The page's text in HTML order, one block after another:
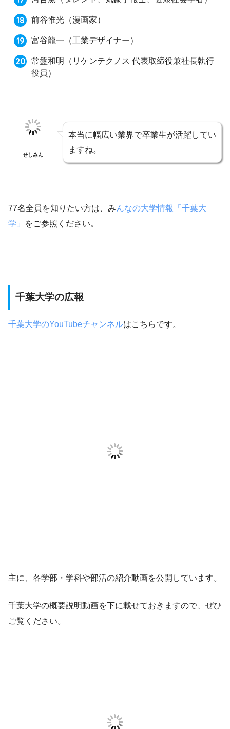
前谷惟光 （漫画家）
富谷龍一 （工業デザイナー）
常盤和明
（リケンテクノス 代表取締役兼社長執行
役員）
せしみん
本当に幅広い業界で卒業生が活躍してい
ますね。
77名全員を知りたい方は、みんなの大学情報「千葉大
学」
をご参照ください。
千葉大学の広報
千葉大学のYouTubeチャンネルはこちらです。
主に、各学部・学科や部活の紹介動画を公開しています。
千葉大学の概要説明動画を下に載せておきますので、ぜひ
ご覧ください。